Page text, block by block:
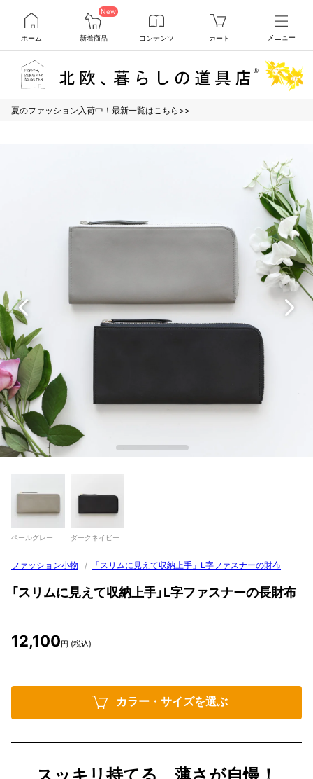
ホーム
New
新着商品 コンテンツ カート メニュー
夏のファッション入荷中！最新一覧はこちら>>
ペールグレー ダークネイビー
ファッション小物 / 「スリムに見えて収納上手」L字ファスナーの財布
「スリムに見えて収納上手」L字ファスナーの長財布
12,100円 (税込)
カラー・サイズを選ぶ
スッキリ持てる、薄さが自慢！